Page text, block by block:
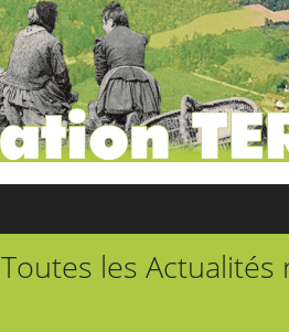
Toutes les Actualités